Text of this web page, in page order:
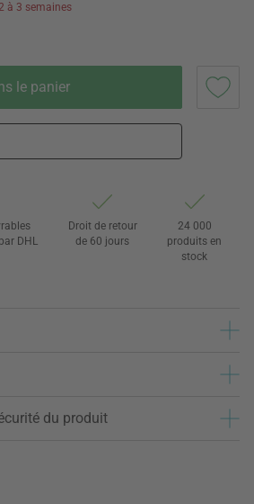
à 3 semaines
le panier
DHL
Droit de retour
de 60 jours
24 000
produits en
stock
du produit